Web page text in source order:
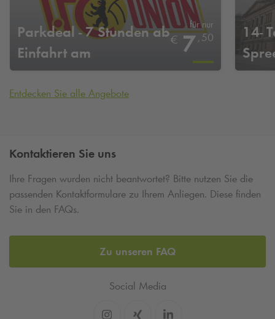
Parkdeal - 7 Stunden ab
Einfahrt am
Heimspieltag von Union
Berlin
für nur
€ 7,50
14-
Entdecken Sie alle Angebote
Kontaktieren Sie uns
Ihre Fragen wurden nicht beantwortet? Bitte nutzen Sie die
passenden Kontaktformulare zu Ihrem Anliegen. Diese finden
Sie in den FAQs.
Zu unseren FAQ
Social Media